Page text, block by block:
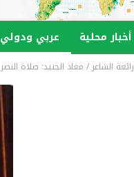
أخبار محلية عربي ودولي
رائعة الشاعر / معاذ الجنيد: صلاة النصر